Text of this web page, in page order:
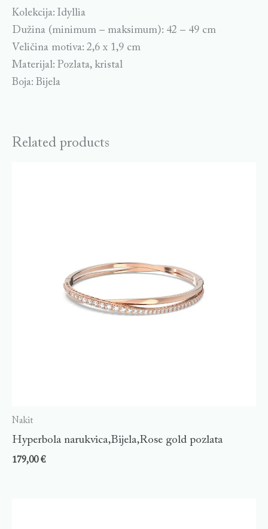
Kolekcija: Idyllia
Dužina (minimum – maksimum): 42 – 49 cm
Veličina motiva: 2,6 x 1,9 cm
Materijal: Pozlata, kristal
Boja: Bijela
Related products
Nakit
Hyperbola narukvica,Bijela,Rose gold pozlata
179,00€